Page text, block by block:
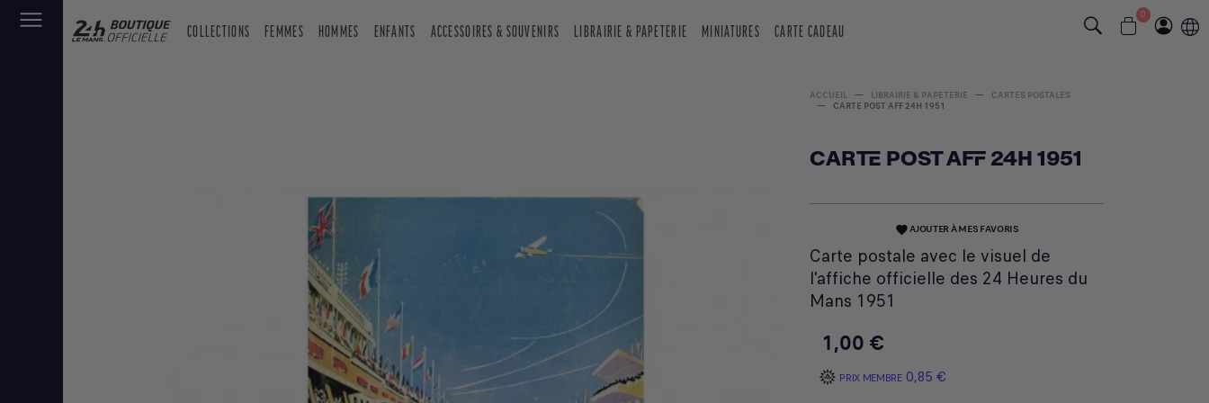
COLLECTIONS FEMMES HOMMES ENFANTS ACCESSOIRES & SOUVENIRS LIBRAIRIE & PAPETERIE MINIATURES CARTE CADEAU
0
ACCUEIL LIBRAIRIE & PAPETERIE
CARTES POSTALES
CARTE POST AFF 24H 1951
CARTE POST AFF 24H 1951
favoriteAJOUTER À MES FAVORIS
Carte postale avec le visuel de
l'affiche officielle des 24 Heures du
Mans 1951
1,00 €
PRIX MEMBRE 0,85 €